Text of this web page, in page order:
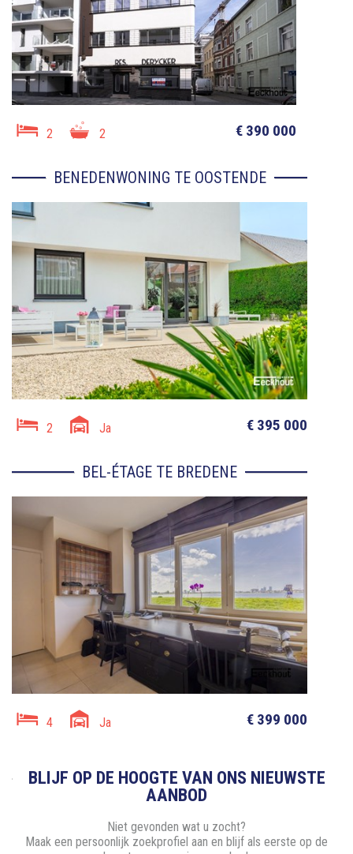
2 2 € 390 000
BENEDENWONING TE OOSTENDE
2 Ja € 395 000
BEL-ÉTAGE TE BREDENE
4 Ja € 399 000
BLIJF OP DE HOOGTE VAN ONS NIEUWSTE
AANBOD
Niet gevonden wat u zocht?
Maak een persoonlijk zoekprofiel aan en blijf als eerste op de